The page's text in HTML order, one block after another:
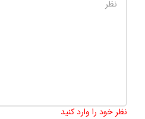
نظر خود را وارد کنید